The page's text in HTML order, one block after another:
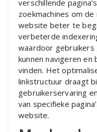
verschillende
zoekmachines om
website beter te
verbeterde
waardoor
kunnen navigeren en
vinden. Het
linkstructuur draagt
gebruikerservaring
van specifieke
website.